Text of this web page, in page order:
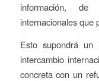
información,
internacionales que
Esto supondrá un
intercambio
concreta con un